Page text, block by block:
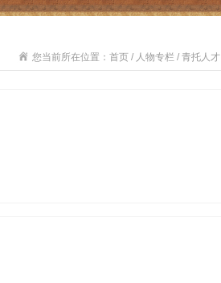
您当前所在位置：首页 / 人物专栏 / 青托人才